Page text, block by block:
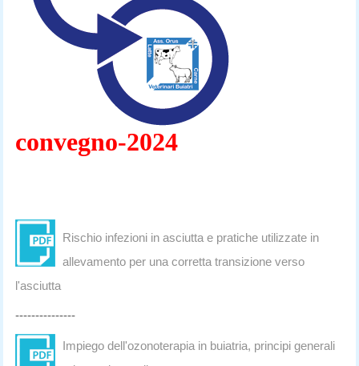
convegno-2024
Rischio infezioni in asciutta e pratiche utilizzate in
allevamento per una corretta transizione verso
l'asciutta
---------------
Impiego dell'ozonoterapia in buiatria, principi generali